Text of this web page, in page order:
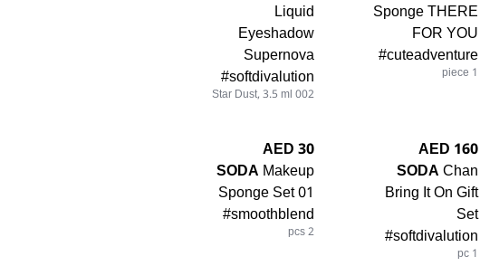
Sponge THERE
FOR YOU
#cuteadventure
1 piece
Liquid
Eyeshadow
Supernova
#softdivalution
002 Star Dust, 3.5 ml
160 AED
SODAChan
Bring It On Gift
Set
#softdivalution
1 pc
30 AED
SODAMakeup
Sponge Set 01
#smoothblend
2 pcs